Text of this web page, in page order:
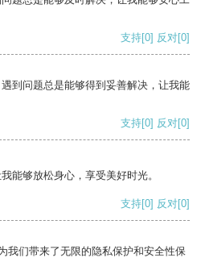
支持[0] 反对[0]
到问题总是能够得到妥善解决，让我能
支持[0] 反对[0]
能够放松身心，享受美好时光。
支持[0] 反对[0]
我们带来了无限的隐私保护和安全性保